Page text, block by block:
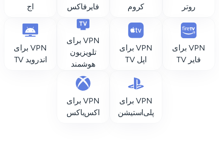
روتر
کروم
فایرفاکس
اج
VPN برای
فایر TV
VPN برای
اپل TV
VPN برای
تلویزیون
هوشمند
VPN برای
اندروید TV
VPN برای
پلی‌استیشن
VPN برای
اکس‌باکس